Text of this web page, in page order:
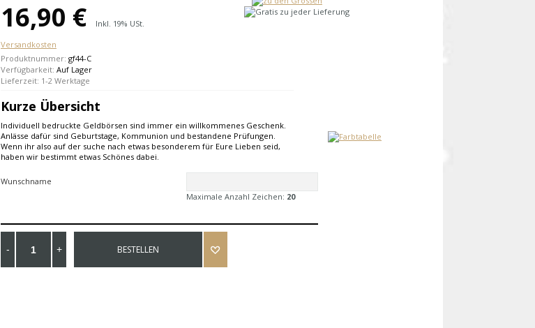
16,90 €
Inkl. 19% USt.
Versandkosten
Produktnummer: gf44-C
Verfügbarkeit: Auf Lager
Lieferzeit: 1-2 Werktage
Kurze Übersicht
Individuell bedruckte Geldbörsen sind immer ein willkommenes Geschenk.
Anlässe dafür sind Geburtstage, Kommunion und bestandene Prüfungen.
Wenn ihr also auf der suche nach etwas besonderem für Eure Lieben seid,
haben wir bestimmt etwas Schönes dabei.
Wunschname
Maximale Anzahl Zeichen: 20
BESTELLEN